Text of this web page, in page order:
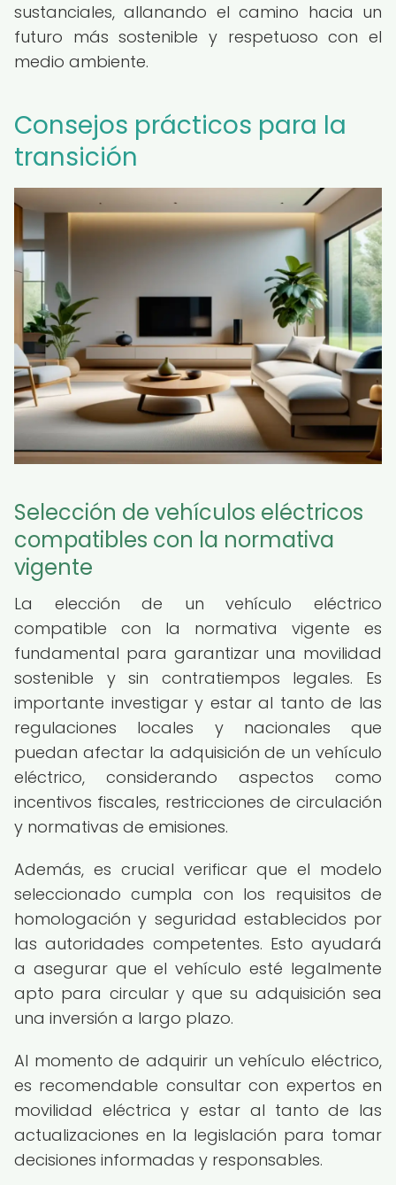
sustanciales, allanando el camino hacia un
futuro más sostenible y respetuoso con el
medio ambiente.
Consejos prácticos para la
transición
Selección de vehículos eléctricos
compatibles con la normativa
vigente
La elección de un vehículo eléctrico
compatible con la normativa vigente es
fundamental para garantizar una movilidad
sostenible y sin contratiempos legales. Es
importante investigar y estar al tanto de las
regulaciones locales y nacionales que
puedan afectar la adquisición de un vehículo
eléctrico, considerando aspectos como
incentivos fiscales, restricciones de circulación
y normativas de emisiones.
Además, es crucial verificar que el modelo
seleccionado cumpla con los requisitos de
homologación y seguridad establecidos por
las autoridades competentes. Esto ayudará
a asegurar que el vehículo esté legalmente
apto para circular y que su adquisición sea
una inversión a largo plazo.
Al momento de adquirir un vehículo eléctrico,
es recomendable consultar con expertos en
movilidad eléctrica y estar al tanto de las
actualizaciones en la legislación para tomar
decisiones informadas y responsables.